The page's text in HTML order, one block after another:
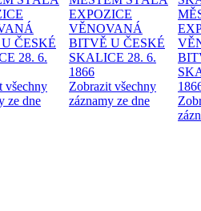
ČESKÉ
28. 6.
všechny
ze dne
EXPOZICE
VĚNOVANÁ
BITVĚ U ČESKÉ
SKALICE 28. 6.
1866
Zobrazit všechny
záznamy ze dne